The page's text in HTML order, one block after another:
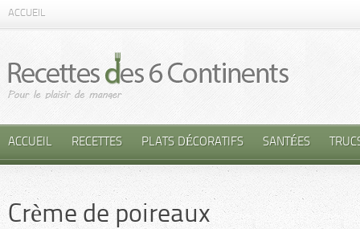
ACCUEIL
ACCUEIL RECETTES PLATS DÉCORATIFS SANTÉES
Crème de poireaux